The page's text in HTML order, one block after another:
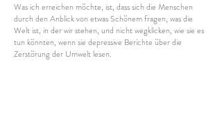
Was ich erreichen möchte, ist, dass sich die Menschen
durch den Anblick von etwas Schönem fragen, was die
Welt ist, in der wir stehen, und nicht wegklicken, wie sie es
tun könnten, wenn sie depressive Berichte über die
Zerstörung der Umwelt lesen.